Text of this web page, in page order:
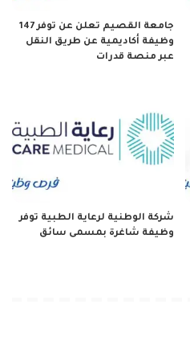
جامعة القصيم تعلن عن توفر 147
وظيفة أكاديمية عن طريق النقل
عبر منصة قدرات
شركة الوطنية لرعاية الطبية توفر
وظيفة شاغرة بمسمى سائق